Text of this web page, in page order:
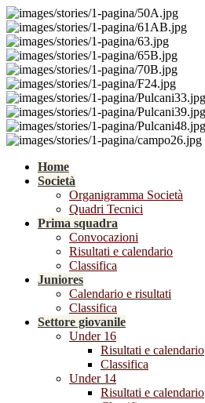
Home
Società
Organigramma Società
Quadri Tecnici
Prima squadra
Convocazioni
Risultati e calendario
Classifica
Juniores
Calendario e risultati
Classifica
Settore giovanile
Under 16
Risultati e calendario
Classifica
Under 14
Risultati e calendario